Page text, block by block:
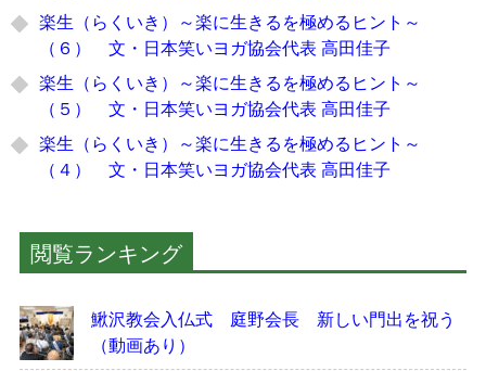
楽生（らくいき）～楽に生きるを極めるヒント～
（６） 文・日本笑いヨガ協会代表 高田佳子
楽生（らくいき）～楽に生きるを極めるヒント～
（５） 文・日本笑いヨガ協会代表 高田佳子
楽生（らくいき）～楽に生きるを極めるヒント～
（４） 文・日本笑いヨガ協会代表 高田佳子
閲覧ランキング
鰍沢教会入仏式 庭野会長 新しい門出を祝う
（動画あり）